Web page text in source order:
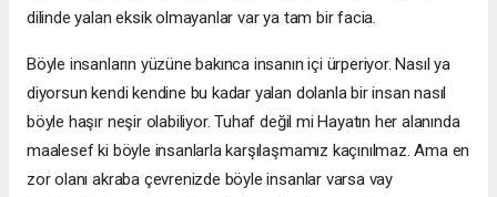
dilinde yalan eksik olmayanlar var ya tam bir facia.
Böyle insanların yüzüne bakınca insanın içi ürperiyor. Nasıl ya
diyorsun kendi kendine bu kadar yalan dolanla bir insan nasıl
böyle haşır neşir olabiliyor. Tuhaf değil mi Hayatın her alanında
maalesef ki böyle insanlarla karşılaşmamız kaçınılmaz. Ama en
zor olanı akraba çevrenizde böyle insanlar varsa vay